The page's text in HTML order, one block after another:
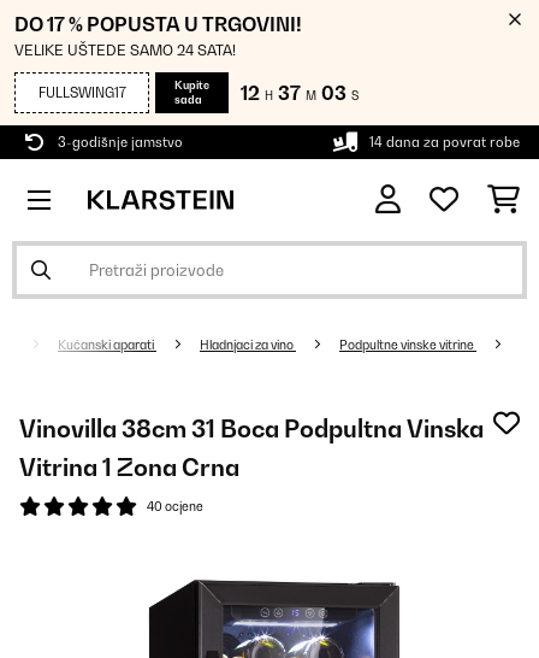
DO 17 % POPUSTA U TRGOVINI!
VELIKE UŠTEDE SAMO 24 SATA!
FULLSWING17
Kupite
sada
12 H 37 M 02 S
3-godišnje jamstvo 14 dana za povrat robe
Kućanski aparati Hladnjaci za vino Podpultne vinske vitrine
Vinovilla 38cm 31 Boca Podpultna Vinska
Vitrina 1 Zona Crna
40 ocjene